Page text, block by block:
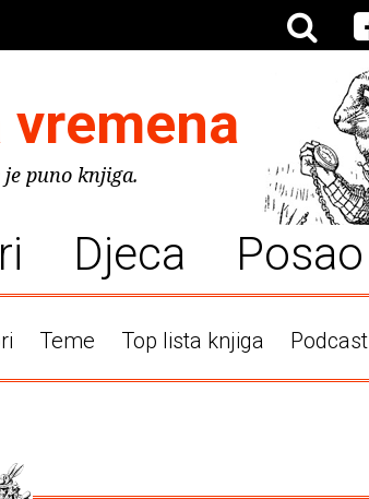
je puno knjiga.
Djeca Posao
Teme Top lista knjiga Podcast